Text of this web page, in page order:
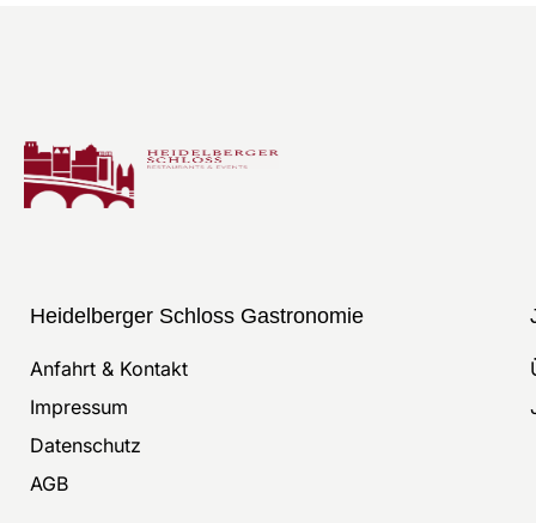
Heidelberger Schloss Gastronomie
Anfahrt & Kontakt
Impressum
Datenschutz
AGB